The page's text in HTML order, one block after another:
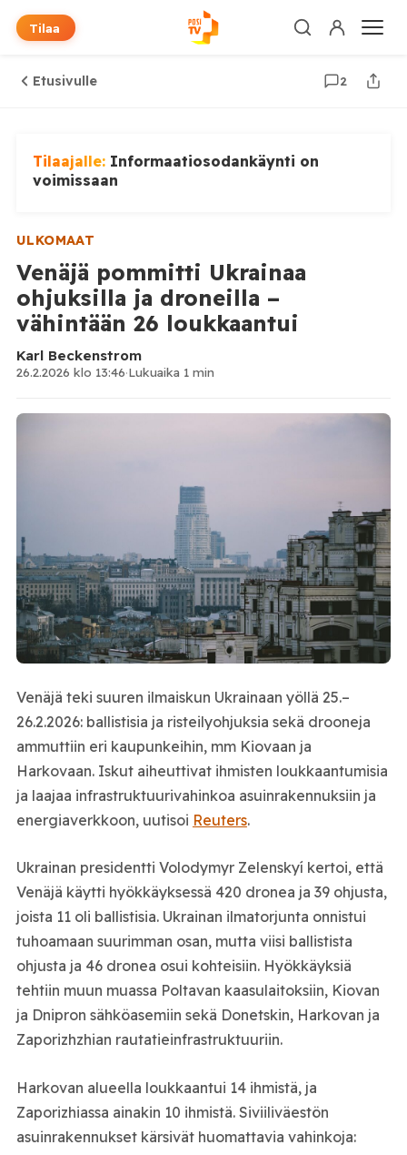
Tilaa
Etusivulle 2
Tilaajalle: Informaatiosodankäynti on
voimissaan
ULKOMAAT
Venäjä pommitti Ukrainaa
ohjuksilla ja droneilla –
vähintään 26 loukkaantui
Karl Beckenstrom
26.2.2026 klo 13:46·Lukuaika 1 min
Venäjä teki suuren ilmaiskun Ukrainaan yöllä 25.–
26.2.2026: ballistisia ja risteilyohjuksia sekä drooneja
ammuttiin eri kaupunkeihin, mm Kiovaan ja
Harkovaan. Iskut aiheuttivat ihmisten loukkaantumisia
ja laajaa infrastruktuurivahinkoa asuinrakennuksiin ja
energiaverkkoon, uutisoi Reuters.
Ukrainan presidentti Volodymyr Zelenskyí kertoi, että
Venäjä käytti hyökkäyksessä 420 dronea ja 39 ohjusta,
joista 11 oli ballistisia. Ukrainan ilmatorjunta onnistui
tuhoamaan suurimman osan, mutta viisi ballistista
ohjusta ja 46 dronea osui kohteisiin. Hyökkäyksiä
tehtiin muun muassa Poltavan kaasulaitoksiin, Kiovan
ja Dnipron sähköasemiin sekä Donetskin, Harkovan ja
Zaporizhzhian rautatieinfrastruktuuriin.
Harkovan alueella loukkaantui 14 ihmistä, ja
Zaporizhiassa ainakin 10 ihmistä. Siviiliväestön
asuinrakennukset kärsivät huomattavia vahinkoja: